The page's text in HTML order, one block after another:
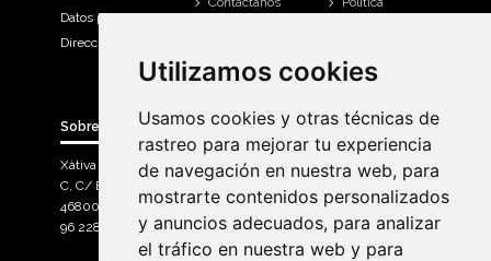
Utilizamos cookies
Usamos cookies y otras técnicas de
rastreo para mejorar tu experiencia
de navegación en nuestra web, para
mostrarte contenidos personalizados
y anuncios adecuados, para analizar
el tráfico en nuestra web y para
Utilizamos cookies
Usamos cookies y otras técnicas de
rastreo para mejorar tu experiencia
de navegación en nuestra web, para
mostrarte contenidos personalizados
y anuncios adecuados, para analizar
el tráfico en nuestra web y para
Datos personales
Direcciones
Historial de
Sobre Bicicletas Sanchis
Xàtiva Polígon Industrial
C, C/ Braçal del Roncador nave 10. >
46800, Xàtiva.
96 228 71 23